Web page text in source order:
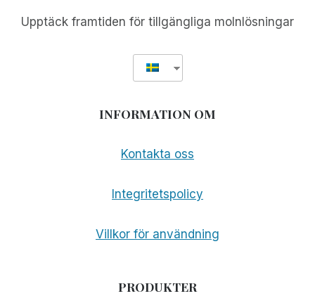
Upptäck framtiden för tillgängliga molnlösningar
INFORMATION OM
Kontakta oss
Integritetspolicy
Villkor för användning
PRODUKTER